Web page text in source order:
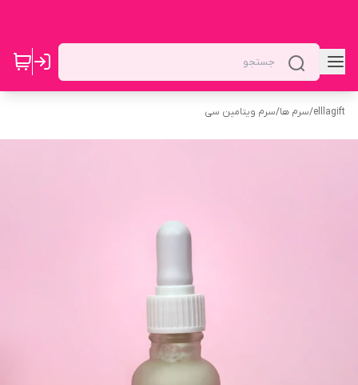
elllagift
/سرم ها/سرم ویتامین سی